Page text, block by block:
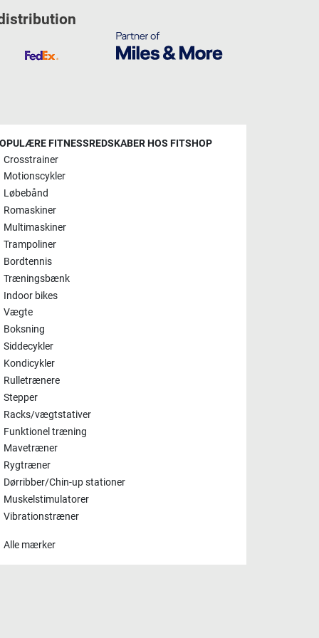
FITNESSREDSKABER HOS FITSHOP
Crosstrainer
Motionscykler
Løbebånd
Romaskiner
Multimaskiner
Trampoliner
Bordtennis
Træningsbænk
Indoor bikes
Vægte
Boksning
Siddecykler
Kondicykler
Rulletrænere
Stepper
Racks/vægtstativer
Funktionel træning
Mavetræner
Rygtræner
Dørribber/Chin-up stationer
Muskelstimulatorer
Vibrationstræner
Alle mærker